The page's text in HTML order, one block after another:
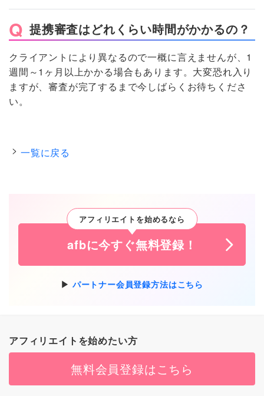
提携審査はどれくらい時間がかかるの？
クライアントにより異なるので一概に言えませんが、1
週間～1ヶ月以上かかる場合もあります。大変恐れ入り
ますが、審査が完了するまで今しばらくお待ちくださ
い。
一覧に戻る
アフィリエイトを始めるなら
afbに今すぐ無料登録！
パートナー会員登録方法はこちら
アフィリエイトを始めたい方
無料会員登録はこちら